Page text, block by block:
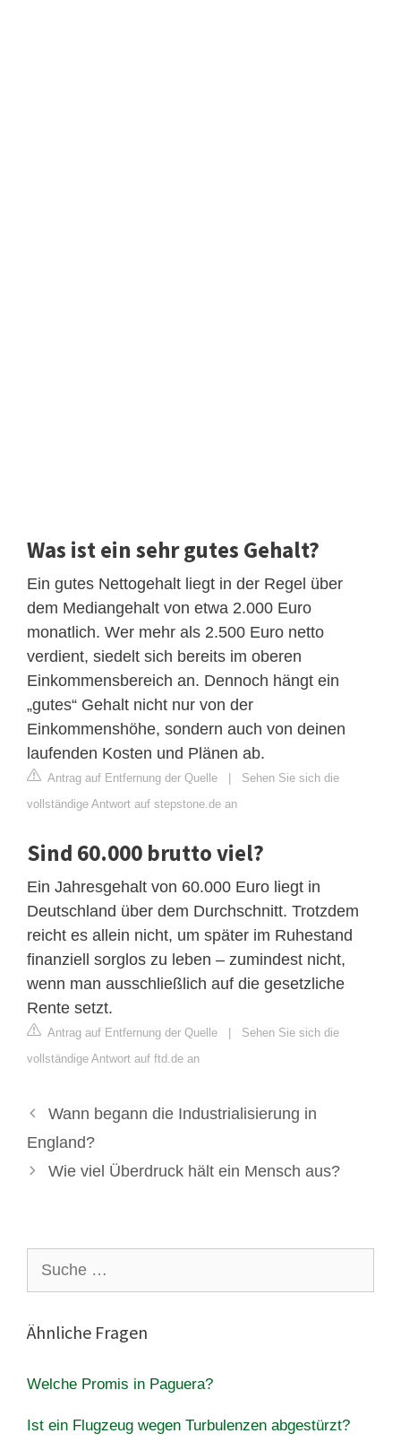
Was ist ein sehr gutes Gehalt?
Ein gutes Nettogehalt liegt in der Regel über
dem Mediangehalt von etwa 2.000 Euro
monatlich. Wer mehr als 2.500 Euro netto
verdient, siedelt sich bereits im oberen
Einkommensbereich an. Dennoch hängt ein
„gutes“ Gehalt nicht nur von der
Einkommenshöhe, sondern auch von deinen
laufenden Kosten und Plänen ab.
Antrag auf Entfernung der Quelle | Sehen Sie sich die
vollständige Antwort auf stepstone.de an
Sind 60.000 brutto viel?
Ein Jahresgehalt von 60.000 Euro liegt in
Deutschland über dem Durchschnitt. Trotzdem
reicht es allein nicht, um später im Ruhestand
finanziell sorglos zu leben – zumindest nicht,
wenn man ausschließlich auf die gesetzliche
Rente setzt.
Antrag auf Entfernung der Quelle | Sehen Sie sich die
vollständige Antwort auf ftd.de an
Wann begann die Industrialisierung in
England?
Wie viel Überdruck hält ein Mensch aus?
nach:
Ähnliche Fragen
Welche Promis in Paguera?
Ist ein Flugzeug wegen Turbulenzen abgestürzt?